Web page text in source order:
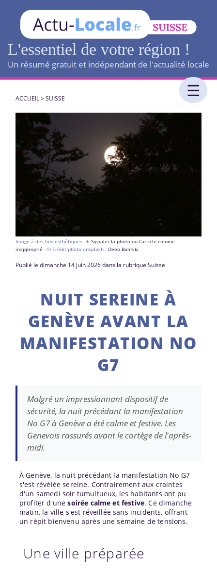
L'essentiel de votre région !
Un résumé gratuit et indépendant de l'actualité locale
ACCUEIL>SUISSE
Image à des fins esthétiques. ⚠️ Signaler la photo ou l'article comme
inapproprié - © Crédit photo unsplash : Deep Balmiki.
Publié le dimanche 14 juin 2026 dans la rubrique Suisse
NUIT SEREINE À
GENÈVE AVANT LA
MANIFESTATION NO
G7
Malgré un impressionnant dispositif de
sécurité, la nuit précédant la manifestation
No G7 à Genève a été calme et festive. Les
Genevois rassurés avant le cortège de l'après-
midi.
À Genève, la nuit précédant la manifestation No G7
s'est révélée sereine. Contrairement aux craintes
d'un samedi soir tumultueux, les habitants ont pu
profiter d'unesoirée calme et festive. Ce dimanche
matin, la ville s'est réveillée sans incidents, offrant
un répit bienvenu après une semaine de tensions.
Une ville préparée